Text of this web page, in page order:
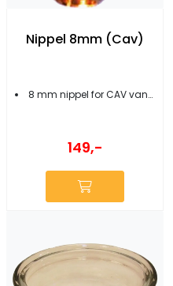
Nippel 8mm (Cav)
8 mm nippel for CAV vannutskiller
149,-